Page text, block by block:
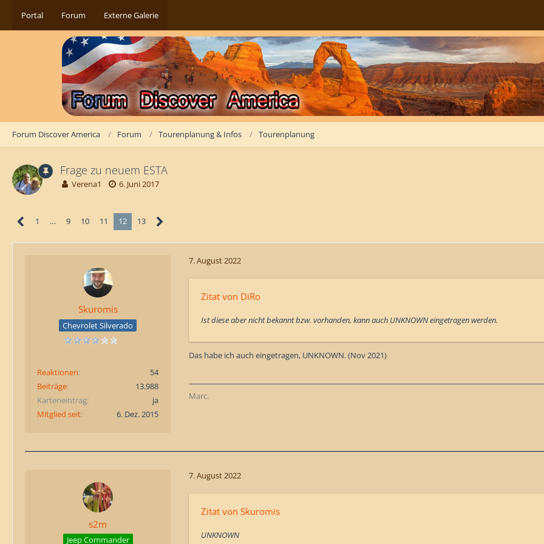
Portal Forum Externe Galerie
Forum Discover America Forum Tourenplanung & Infos Tourenplanung
Frage zu neuem ESTA
Verena1 6. Juni 2017
1 … 9 10 11 12 13
Skuromis
Chevrolet Silverado
Reaktionen
54
Beiträge
13.988
Karteneintrag
ja
Mitglied seit
6. Dez. 2015
7. August 2022
Zitat von DiRo
Ist diese aber nicht bekannt bzw. vorhanden, kann auch UNKNOWN eingetragen werden.
Das habe ich auch eingetragen, UNKNOWN. (Nov 2021)
Marc.
s2m
Jeep Commander
7. August 2022
Zitat von Skuromis
UNKNOWN